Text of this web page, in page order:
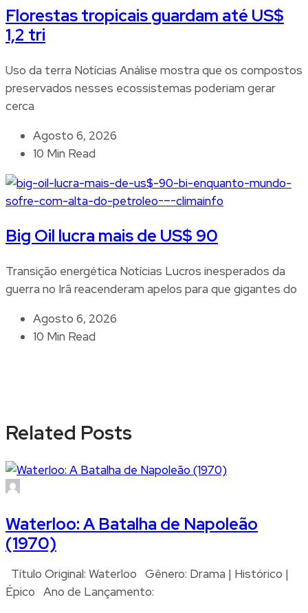
Florestas tropicais guardam até US$
1,2 tri
Uso da terra Notícias Análise mostra que os compostos
preservados nesses ecossistemas poderiam gerar
cerca
Agosto 6, 2026
10 Min Read
Big Oil lucra mais de US$ 90
Transição energética Notícias Lucros inesperados da
guerra no Irã reacenderam apelos para que gigantes do
Agosto 6, 2026
10 Min Read
Related Posts
Waterloo: A Batalha de Napoleão
(1970)
Título Original: Waterloo Gênero: Drama | Histórico |
Épico Ano de Lançamento: